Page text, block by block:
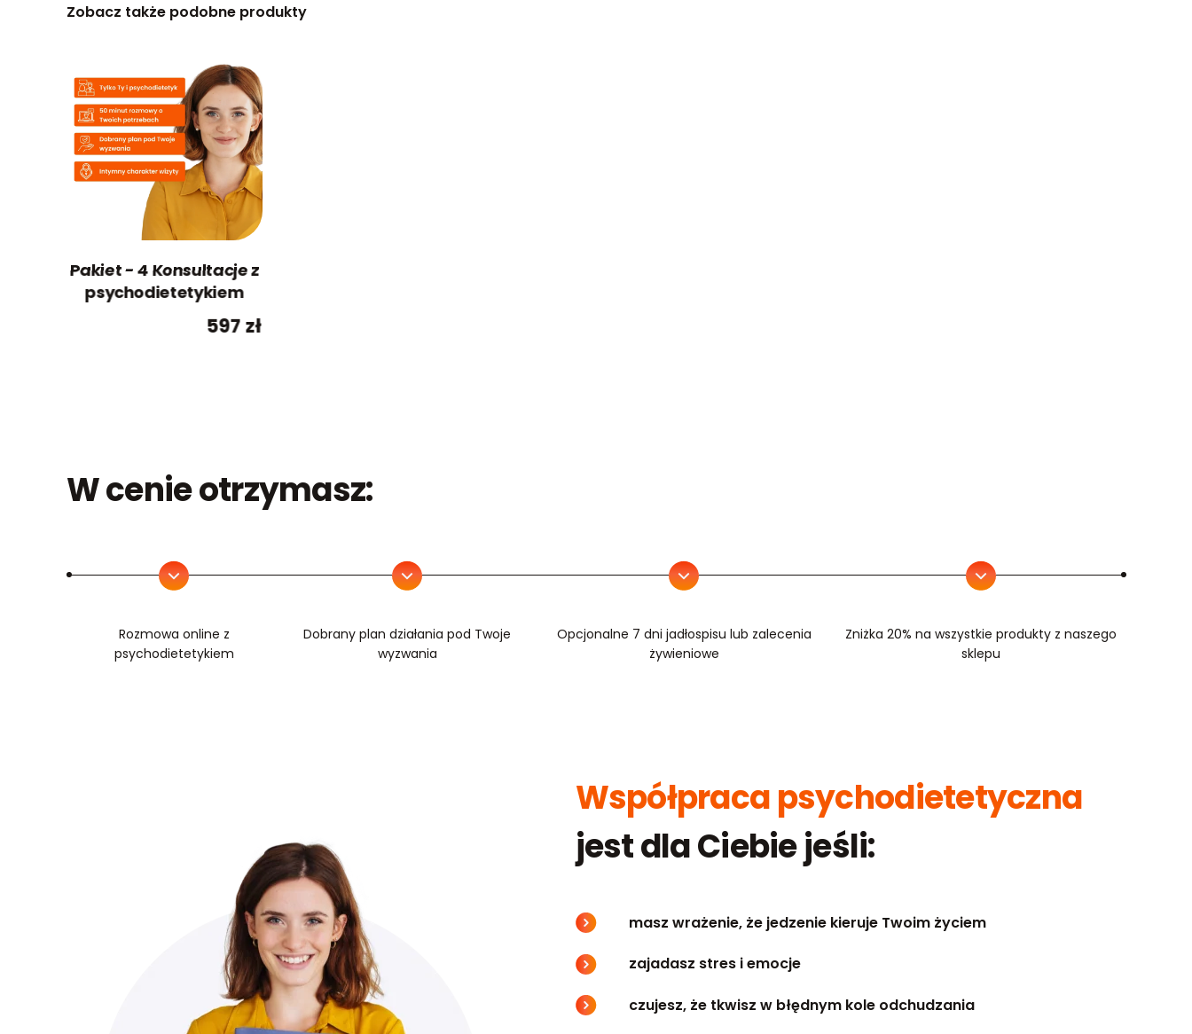
Zobacz także podobne produkty
Pakiet - 4 Konsultacje z
psychodietetykiem
597 zł
W cenie otrzymasz:
Rozmowa online z
psychodietetykiem
Dobrany plan działania pod Twoje
wyzwania
Opcjonalne 7 dni jadłospisu lub zalecenia
żywieniowe
Zniżka 20% na wszystkie produkty z naszego
sklepu
Współpraca psychodietetyczna
jest dla Ciebie jeśli:
masz wrażenie, że jedzenie kieruje Twoim życiem
zajadasz stres i emocje
czujesz, że tkwisz w błędnym kole odchudzania